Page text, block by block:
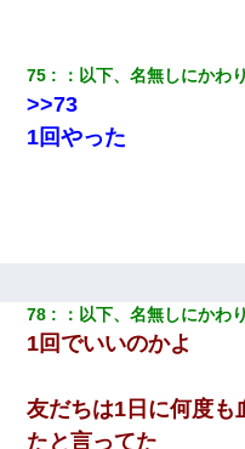
75 ： 以下、名無しにかわ
>>73
1回やった
78 ： 以下、名無しにかわ
1回でいいのかよ
友だちは1日に何度も
たと言ってた